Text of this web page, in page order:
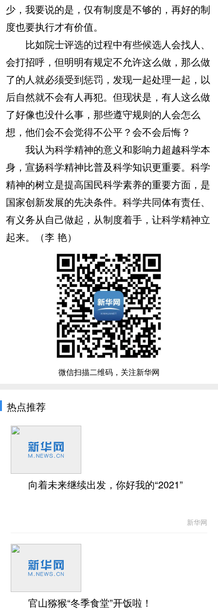
少，我要说的是，仅有制度是不够的，再好的制
度也要执行才有价值。
比如院士评选的过程中有些候选人会找人、
会打招呼，但明明有规定不允许这么做，那么做
了的人就必须受到惩罚，发现一起处理一起，以
后自然就不会有人再犯。但现状是，有人这么做
了好像也没什么事，那些遵守规则的人会怎么
想，他们会不会觉得不公平？会不会后悔？
我认为科学精神的意义和影响力超越科学本
身，宣扬科学精神比普及科学知识更重要。科学
精神的树立是提高国民科学素养的重要方面，是
国家创新发展的先决条件。科学共同体有责任、
有义务从自己做起，从制度着手，让科学精神立
起来。（李 艳）
微信扫描二维码，关注新华网
热点推荐
向着未来继续出发，你好我的“2021”
新华网
官山猕猴“冬季食堂”开饭啦！